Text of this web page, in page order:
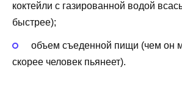
коктейли с газированной водой
быстрее);
объем съеденной пищи (чем он
скорее человек пьянеет).